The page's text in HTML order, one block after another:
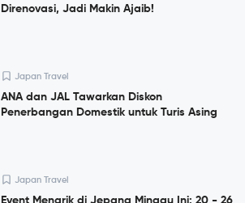
Direnovasi, Jadi Makin Ajaib!
Japan Travel
ANA dan JAL Tawarkan Diskon
Penerbangan Domestik untuk Turis Asing
Japan Travel
Event Menarik di Jepang Minggu Ini: 20 - 26